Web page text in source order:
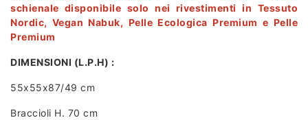
schienale disponibile solo nei rivestimenti in Tessuto
Nordic, Vegan Nabuk, Pelle Ecologica Premium e Pelle
Premium
DIMENSIONI (L.P.H) :
55x55x87/49 cm
Braccioli H. 70 cm